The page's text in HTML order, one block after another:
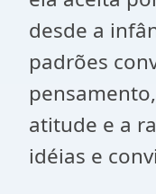
desde a
padrões
atitude e a
idéias e